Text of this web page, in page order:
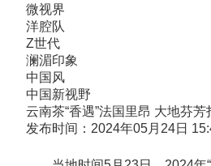
微视界
洋腔队
Z世代
澜湄印象
中国风
中国新视野
云南茶“香遇”法国里昂 大地芬芳
发布时间：2024年05月24日